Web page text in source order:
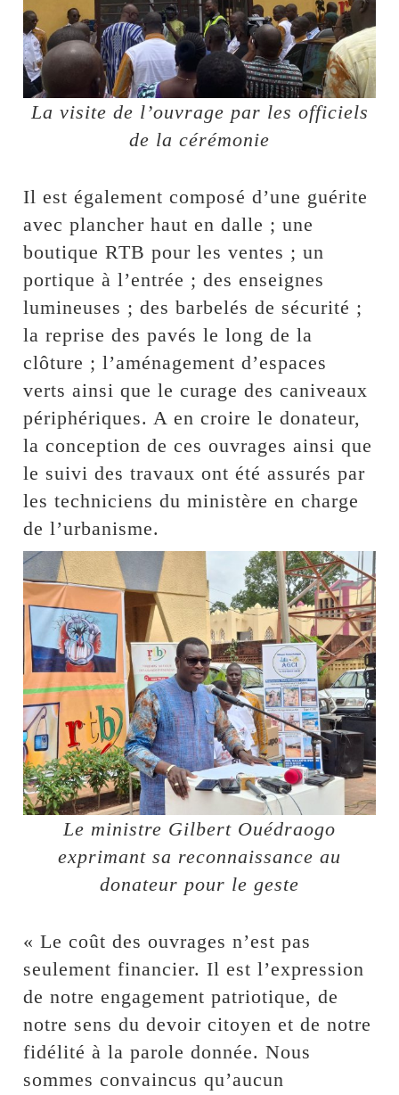
La visite de l’ouvrage par les officiels
de la cérémonie
Il est également composé d’une guérite
avec plancher haut en dalle ; une
boutique RTB pour les ventes ; un
portique à l’entrée ; des enseignes
lumineuses ; des barbelés de sécurité ;
la reprise des pavés le long de la
clôture ; l’aménagement d’espaces
verts ainsi que le curage des caniveaux
périphériques. A en croire le donateur,
la conception de ces ouvrages ainsi que
le suivi des travaux ont été assurés par
les techniciens du ministère en charge
de l’urbanisme.
Le ministre Gilbert Ouédraogo
exprimant sa reconnaissance au
donateur pour le geste
« Le coût des ouvrages n’est pas
seulement financier. Il est l’expression
de notre engagement patriotique, de
notre sens du devoir citoyen et de notre
fidélité à la parole donnée. Nous
sommes convaincus qu’aucun